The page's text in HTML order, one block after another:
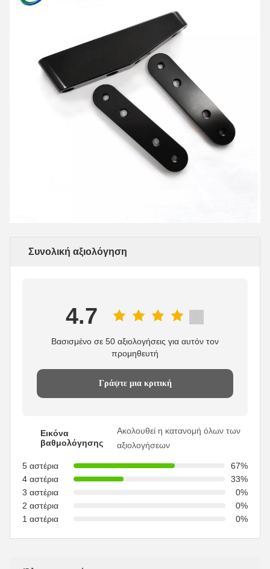
Συνολική αξιολόγηση
4.7
Βασισμένο σε 50 αξιολογήσεις για αυτόν τον
προμηθευτή
Γράψτε μια κριτική
Εικόνα
βαθμολόγησης
Ακολουθεί η κατανομή όλων των
αξιολογήσεων
5 αστέρια
67%
4 αστέρια
33%
3 αστέρια
0%
2 αστέρια
0%
1 αστέρια
0%